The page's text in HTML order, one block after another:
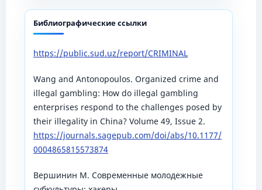
Библиографические ссылки
https://public.sud.uz/report/CRIMINAL
Wang and Antonopoulos. Organized crime and
illegal gambling: How do illegal gambling
enterprises respond to the challenges posed by
their illegality in China? Volume 49, Issue 2.
https://journals.sagepub.com/doi/abs/10.1177/
0004865815573874
Вершинин М. Современные молодежные